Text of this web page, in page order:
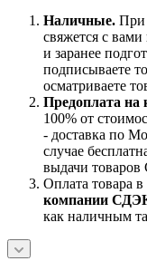
Наличные. При
свяжется с
и заранее
подписываете
осматриваете
Предоплата на
100% от
- доставка по
случае
выдачи
Оплата товара в
компании
как наличным